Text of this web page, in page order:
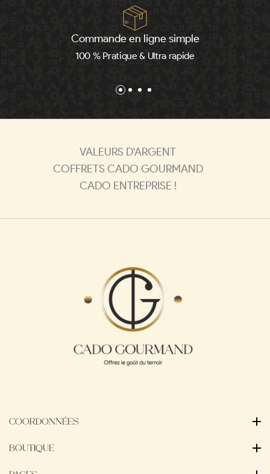
Commande en ligne simple
100 % Pratique & Ultra rapide
VALEURS D'ARGENT
COFFRETS CADO GOURMAND
CADO ENTREPRISE !
COORDONNÉES
BOUTIQUE